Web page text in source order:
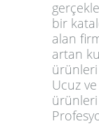
bir
alan
artan
ürünleri
Ucuz